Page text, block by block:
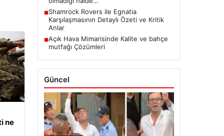
ne
■Shamrock Rovers ile Egnatia
Karşılaşmasının Detaylı Özeti ve Kritik
Anlar
■Açık Hava Mimarisinde Kalite ve bahçe
mutfağı Çözümleri
Güncel